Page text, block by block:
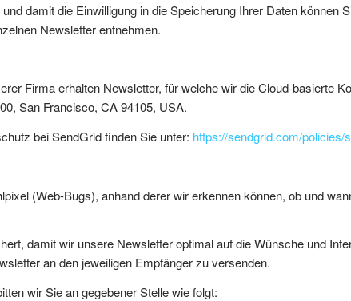
damit die Einwilligung in die Speicherung Ihrer Daten
Newsletter entnehmen.
Firma erhalten Newsletter, für welche wir die Cloud-basierte
San Francisco, CA 94105, USA.
bei SendGrid finden Sie unter: https://sendgrid.com/policies/
(Web-Bugs), anhand derer wir erkennen können, ob und
damit wir unsere Newsletter optimal auf die Wünsche und
an den jeweiligen Empfänger zu versenden.
wir Sie an gegebener Stelle wie folgt: